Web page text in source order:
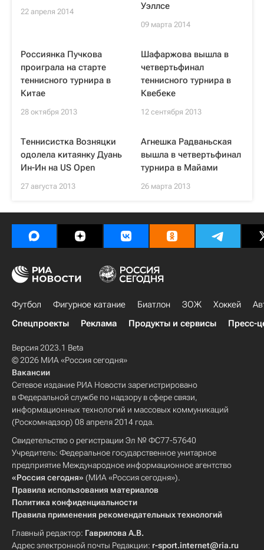
22 апреля 2014
Уэллсе
09 марта 2014
Россиянка Пучкова
проиграла на старте
теннисного турнира в
Китае
28 октября 2013
Шафаржова вышла в
четвертьфинал
теннисного турнира в
Квебеке
12 сентября 2013
Теннисистка Возняцки
одолела китаянку Дуань
Ин-Ин на US Open
27 августа 2013
Агнешка Радваньская
вышла в четвертьфинал
турнира в Майами
26 марта 2013
Футбол Фигурное катание Биатлон ЗОЖ Хоккей
Спецпроекты
Реклама Продукты и сервисы Пресс-
Версия 2023.1 Beta
© 2026 МИА «Россия сегодня»
Вакансии
Сетевое издание РИА Новости зарегистрировано
в Федеральной службе по надзору в сфере связи,
информационных технологий и массовых коммуникаций
(Роскомнадзор) 08 апреля 2014 года.
Свидетельство о регистрации Эл № ФС77-57640
Учредитель: Федеральное государственное унитарное
предприятие Международное информационное агентство
«Россия сегодня» (МИА «Россия сегодня»).
Правила использования материалов
Политика конфиденциальности
Правила применения рекомендательных технологий
Главный редактор: Гаврилова А.В.
Адрес электронной почты Редакции: r-sport.internet@ria.ru